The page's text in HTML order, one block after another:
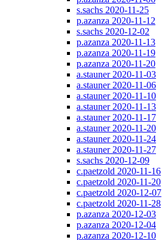
s.sachs 2020-11-25
p.azanza 2020-11-12
s.sachs 2020-12-02
p.azanza 2020-11-13
p.azanza 2020-11-19
p.azanza 2020-11-20
a.stauner 2020-11-03
a.stauner 2020-11-06
a.stauner 2020-11-10
a.stauner 2020-11-13
a.stauner 2020-11-17
a.stauner 2020-11-20
a.stauner 2020-11-24
a.stauner 2020-11-27
s.sachs 2020-12-09
c.paetzold 2020-11-16
c.paetzold 2020-11-20
c.paetzold 2020-12-07
c.paetzold 2020-11-28
p.azanza 2020-12-03
p.azanza 2020-12-04
p.azanza 2020-12-10